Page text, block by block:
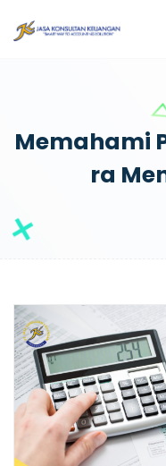
Memahami
Ra